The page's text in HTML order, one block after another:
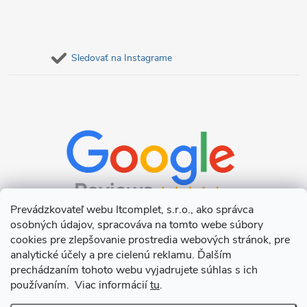
Prevádzkovateľ webu Itcomplet, s.r.o., ako správca
osobných údajov, spracováva na tomto webe súbory
cookies pre zlepšovanie prostredia webových stránok, pre
analytické účely a pre cielenú reklamu. Ďalším
prechádzaním tohoto webu vyjadrujete súhlas s ich
používaním. Viac informáciítu.
Sledovať na Instagrame